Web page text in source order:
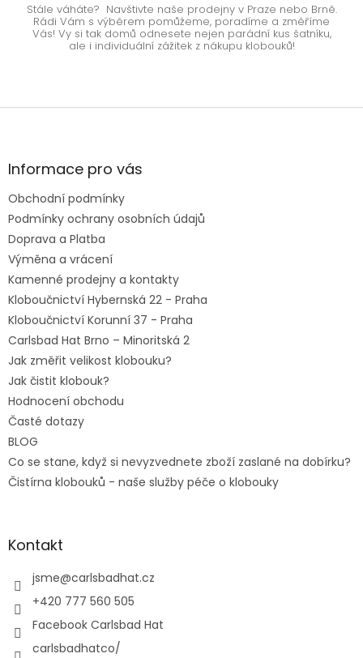
Stále váháte? Navštivte naše prodejny v Praze nebo Brně.
Rádi Vám s výběrem pomůžeme, poradíme a změříme
Vás! Vy si tak domů odnesete nejen parádní kus šatníku,
ale i individuální zážitek z nákupu klobouků!
Z
aInformace pro vás
Obchodní podmínky
Podmínky ochrany osobních údajů
Doprava a Platba
Výměna a vrácení
Kamenné prodejny a kontakty
Kloboučnictví Hybernská 22 - Praha
Kloboučnictví Korunní 37 - Praha
Carlsbad Hat Brno – Minoritská 2
Jak změřit velikost klobouku?
Jak čistit klobouk?
Hodnocení obchodu
Časté dotazy
BLOG
Co se stane, když si nevyzvednete zboží zaslané na dobírku?
Čistírna klobouků - naše služby péče o klobouky
Kontakt
jsme@carlsbadhat.cz
+420 777 560 505
Facebook Carlsbad Hat
carlsbadhatco/